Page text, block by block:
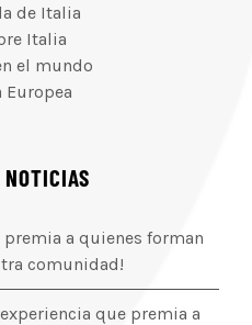
de Italia
Italia
el mundo
Europea
premia a quienes forman
comunidad!
que premia a